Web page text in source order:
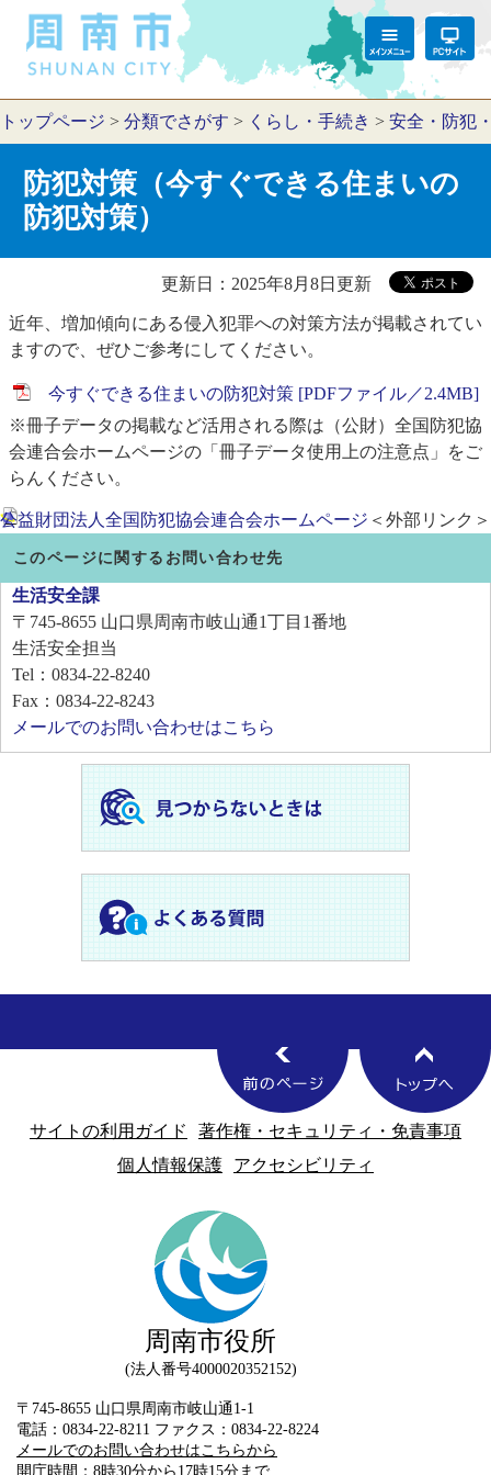
トップページ > 分類でさがす > くらし・手続き > 安全・防犯
防犯対策（今すぐできる住まいの
防犯対策）
更新日：2025年8月8日更新
近年、増加傾向にある侵入犯罪への対策方法が掲載されてい
ますので、ぜひご参考にしてください。
今すぐできる住まいの防犯対策 [PDFファイル／2.4MB]
※冊子データの掲載など活用される際は（公財）全国防犯協
会連合会ホームページの「冊子データ使用上の注意点」をご
らんください。
公益財団法人全国防犯協会連合会ホームページ ＜外部リンク＞
このページに関するお問い合わせ先
生活安全課
〒745-8655 山口県周南市岐山通1丁目1番地
生活安全担当
Tel：0834-22-8240
Fax：0834-22-8243
メールでのお問い合わせはこちら
サイトの利用ガイド
著作権・セキュリティ・免責事項
個人情報保護
アクセシビリティ
周南市役所
法人番号4000020352152
〒745-8655 山口県周南市岐山通1-1
電話：0834-22-8211 ファクス：0834-22-8224
メールでのお問い合わせはこちらから
開庁時間：8時30分から17時15分まで